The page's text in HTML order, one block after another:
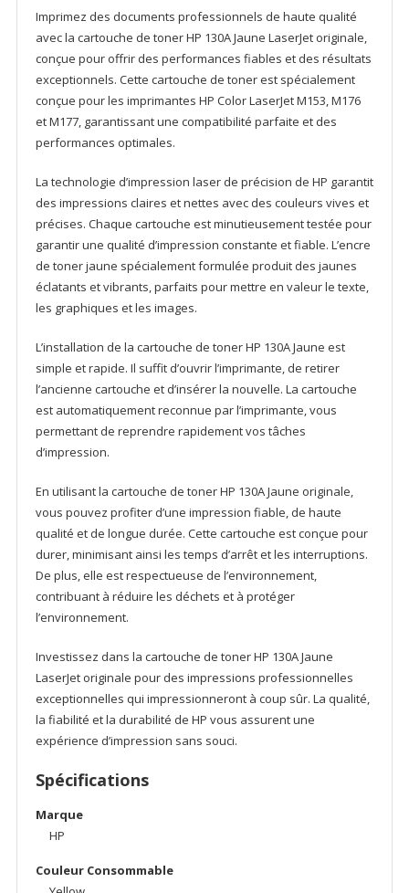
M153/M176/M177
Yellow
Crtg
Imprimez des documents professionnels de haute qualité
avec la cartouche de toner HP 130A Jaune LaserJet originale,
conçue pour offrir des performances fiables et des résultats
exceptionnels. Cette cartouche de toner est spécialement
conçue pour les imprimantes HP Color LaserJet M153, M176
et M177, garantissant une compatibilité parfaite et des
performances optimales.
La technologie d’impression laser de précision de HP garantit
des impressions claires et nettes avec des couleurs vives et
précises. Chaque cartouche est minutieusement testée pour
garantir une qualité d’impression constante et fiable. L’encre
de toner jaune spécialement formulée produit des jaunes
éclatants et vibrants, parfaits pour mettre en valeur le texte,
les graphiques et les images.
L’installation de la cartouche de toner HP 130A Jaune est
simple et rapide. Il suffit d’ouvrir l’imprimante, de retirer
l’ancienne cartouche et d’insérer la nouvelle. La cartouche
est automatiquement reconnue par l’imprimante, vous
permettant de reprendre rapidement vos tâches
d’impression.
En utilisant la cartouche de toner HP 130A Jaune originale,
vous pouvez profiter d’une impression fiable, de haute
qualité et de longue durée. Cette cartouche est conçue pour
durer, minimisant ainsi les temps d’arrêt et les interruptions.
De plus, elle est respectueuse de l’environnement,
contribuant à réduire les déchets et à protéger
l’environnement.
Investissez dans la cartouche de toner HP 130A Jaune
LaserJet originale pour des impressions professionnelles
exceptionnelles qui impressionneront à coup sûr. La qualité,
la fiabilité et la durabilité de HP vous assurent une
expérience d’impression sans souci.
Spécifications
Marque
HP
Couleur Consommable